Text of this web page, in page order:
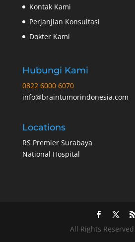
Kontak Kami
Perjanjian Konsultasi
Dokter Kami
Hubungi Kami
0822 6000 6070
info@braintumorindonesia.com
Locations
RS Premier Surabaya
National Hospital
All Rights